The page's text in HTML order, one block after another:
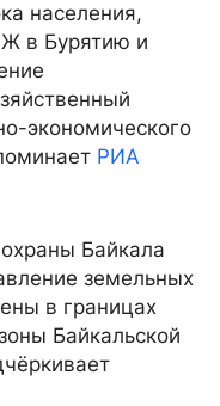
населения,
в Бурятию и
экономического
РИА
Байкала
земельных
в границах
Байкальской